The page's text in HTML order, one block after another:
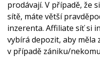
prodávají. V případě, že
sítě, máte větší
inzerenta. Affiliate síť si
vybírá depozit, aby měla
v případě zániku/